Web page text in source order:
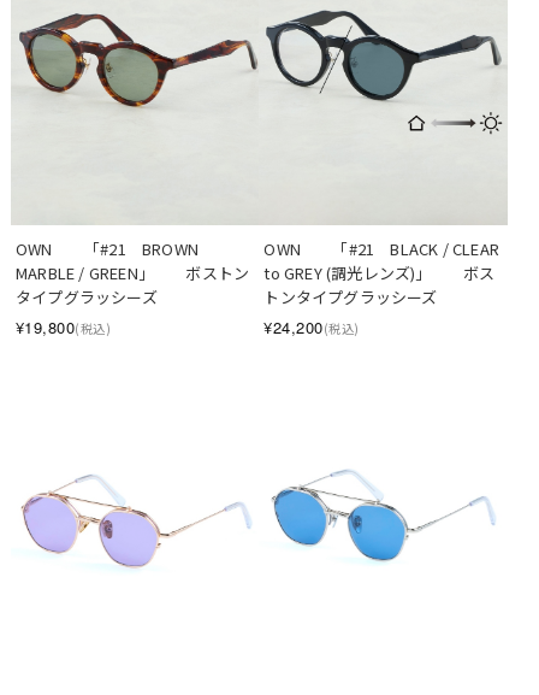
OWN　　「#21　BROWN
MARBLE / GREEN」　　ボストン
タイプグラッシーズ
¥19,800(税込)
OWN　　「#21　BLACK / CLEAR
to GREY (調光レンズ)」　　ボス
トンタイプグラッシーズ
¥24,200(税込)